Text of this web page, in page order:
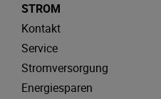
STROM
Kontakt
Service
Stromversorgung
Energiesparen